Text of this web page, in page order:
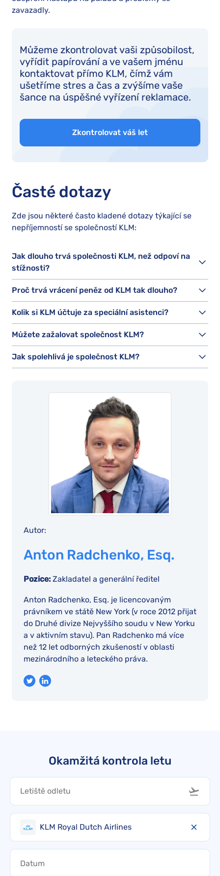
zavazadly.
Můžeme zkontrolovat vaši způsobilost,
vyřídit papírování a ve vašem jménu
kontaktovat přímo KLM, čímž vám
ušetříme stres a čas a zvýšíme vaše
šance na úspěšné vyřízení reklamace.
Zkontrolovat váš let
Časté dotazy
Zde jsou některé často kladené dotazy týkající se
nepříjemností se společností KLM:
Jak dlouho trvá společnosti KLM, než odpoví na
stížnosti?
Proč trvá vrácení peněz od KLM tak dlouho?
Kolik si KLM účtuje za speciální asistenci?
Můžete zažalovat společnost KLM?
Jak spolehlivá je společnost KLM?
Autor:
Anton Radchenko, Esq.
Pozice: Zakladatel a generální ředitel
Anton Radchenko, Esq. je licencovaným
právníkem ve státě New York (v roce 2012 přijat
do Druhé divize Nejvyššího soudu v New Yorku
a v aktivním stavu). Pan Radchenko má více
než 12 let odborných zkušeností v oblasti
mezinárodního a leteckého práva.
Okamžitá kontrola letu
KLM Royal Dutch Airlines